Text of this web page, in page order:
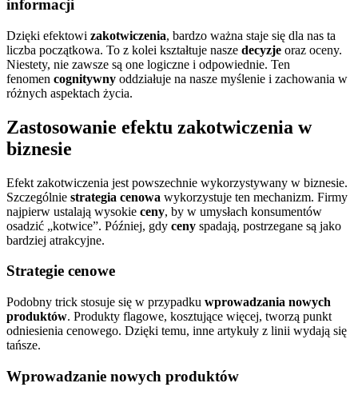
informacji
Dzięki efektowi zakotwiczenia, bardzo ważna staje się dla nas ta
liczba początkowa. To z kolei kształtuje nasze decyzje oraz oceny.
Niestety, nie zawsze są one logiczne i odpowiednie. Ten
fenomen cognitywny oddziałuje na nasze myślenie i zachowania w
różnych aspektach życia.
Zastosowanie efektu zakotwiczenia w
biznesie
Efekt zakotwiczenia jest powszechnie wykorzystywany w biznesie.
Szczególnie strategia cenowa wykorzystuje ten mechanizm. Firmy
najpierw ustalają wysokie ceny, by w umysłach konsumentów
osadzić „kotwice”. Później, gdy ceny spadają, postrzegane są jako
bardziej atrakcyjne.
Strategie cenowe
Podobny trick stosuje się w przypadku wprowadzania nowych
produktów. Produkty flagowe, kosztujące więcej, tworzą punkt
odniesienia cenowego. Dzięki temu, inne artykuły z linii wydają się
tańsze.
Wprowadzanie nowych produktów